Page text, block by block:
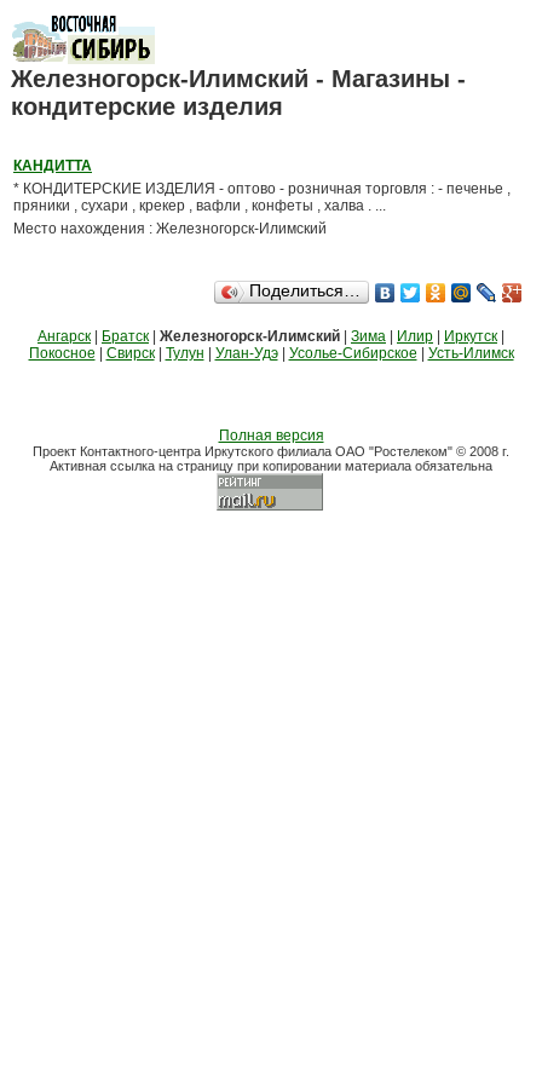
Железногорск-Илимский - Магазины -
кондитерские изделия
КАНДИТТА
* КОНДИТЕРСКИЕ ИЗДЕЛИЯ - оптово - розничная торговля : - печенье ,
пряники , сухари , крекер , вафли , конфеты , халва . ...
Место нахождения : Железногорск-Илимский
Поделиться…
Ангарск Братск Железногорск-Илимский Зима Илир Иркутск
Покосное
Свирск| Тулун Улан-Удэ| Усолье-Сибирское Усть-Илимск
Полная версия
Проект Контактного-центра Иркутского филиала ОАО "Ростелеком" © 2008 г.
Активная ссылка на страницу при копировании материала обязательна